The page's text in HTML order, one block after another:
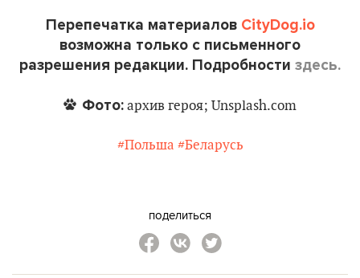
Перепечатка материалов CityDog.io
возможна только с письменного
разрешения редакции. Подробности здесь.
Фото: архив героя; Unsplash.com
#Польша #Беларусь
поделиться